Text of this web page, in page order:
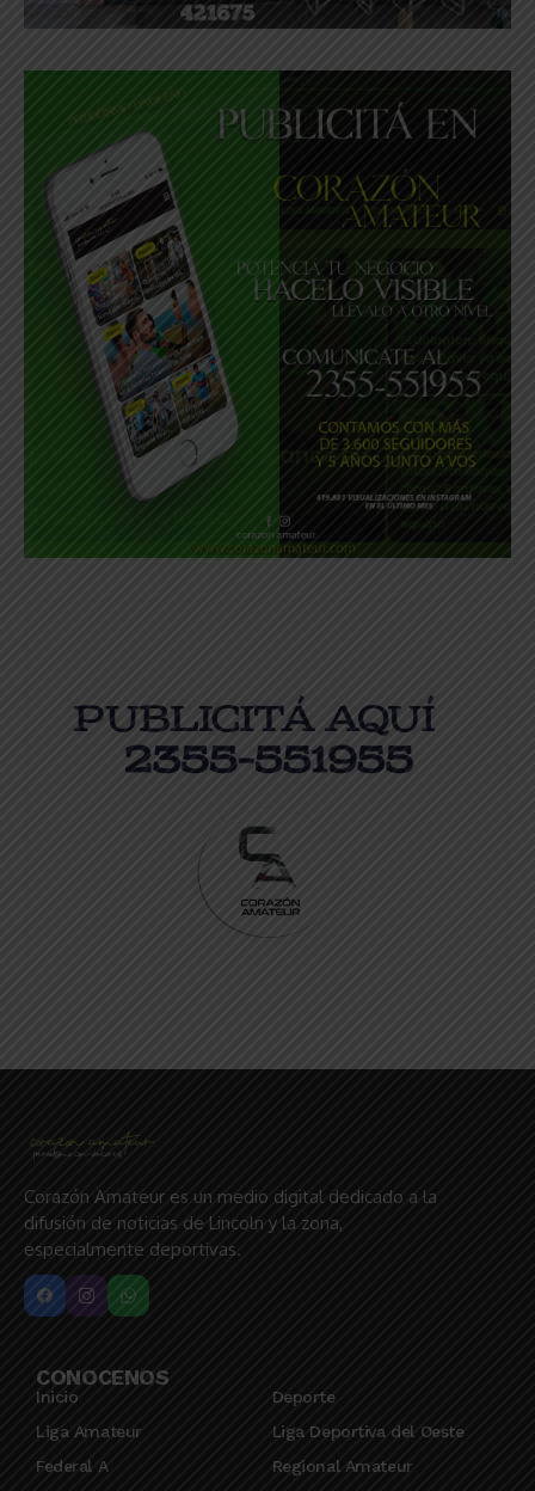
Corazón Amateur es un medio digital dedicado a la
difusión de noticias de Lincoln y la zona,
especialmente deportivas.
CONOCENOS
Inicio
Deporte
Liga Amateur
Liga Deportiva del Oeste
Federal A
Regional Amateur